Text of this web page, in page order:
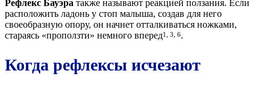
Рефлекс Бауэра также называют реакцией ползания. Если
расположить ладонь у стоп малыша, создав для него
своеобразную опору, он начнет отталкиваться ножками,
стараясь «проползти» немного вперед1, 3, 6.
Когда рефлексы исчезают